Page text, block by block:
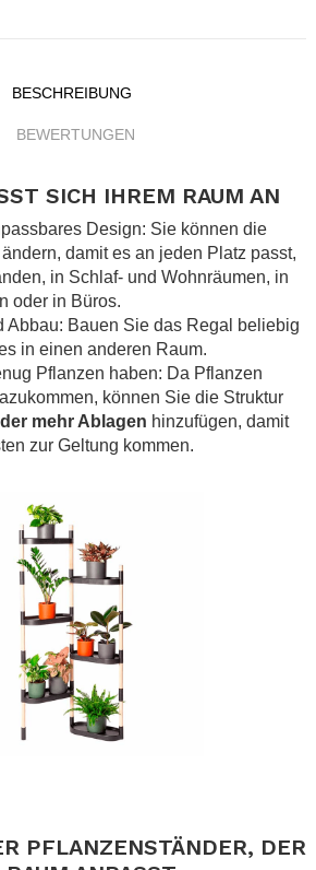
BESCHREIBUNG
BEWERTUNGEN
SICH IHREM RAUM AN
Design: Sie können die
damit es an jeden Platz passt,
in Schlaf- und Wohnräumen, in
oder in Büros.
Abbau: Bauen Sie das Regal beliebig
in einen anderen Raum.
Pflanzen haben: Da Pflanzen
können Sie die Struktur
mehr Ablagen hinzufügen, damit
zur Geltung kommen.
PFLANZENSTÄNDER, DER